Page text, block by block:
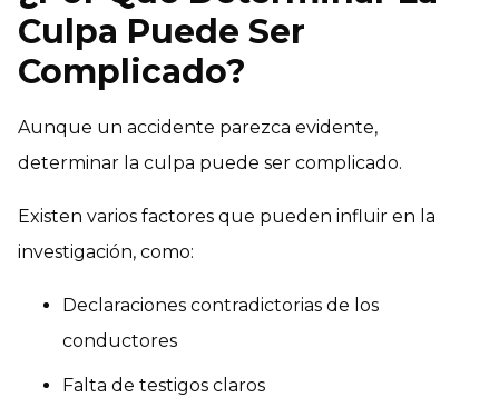
Culpa Puede Ser
Complicado?
Aunque un accidente parezca evidente,
determinar la culpa puede ser complicado.
Existen varios factores que pueden influir en la
investigación, como:
Declaraciones contradictorias de los
conductores
Falta de testigos claros